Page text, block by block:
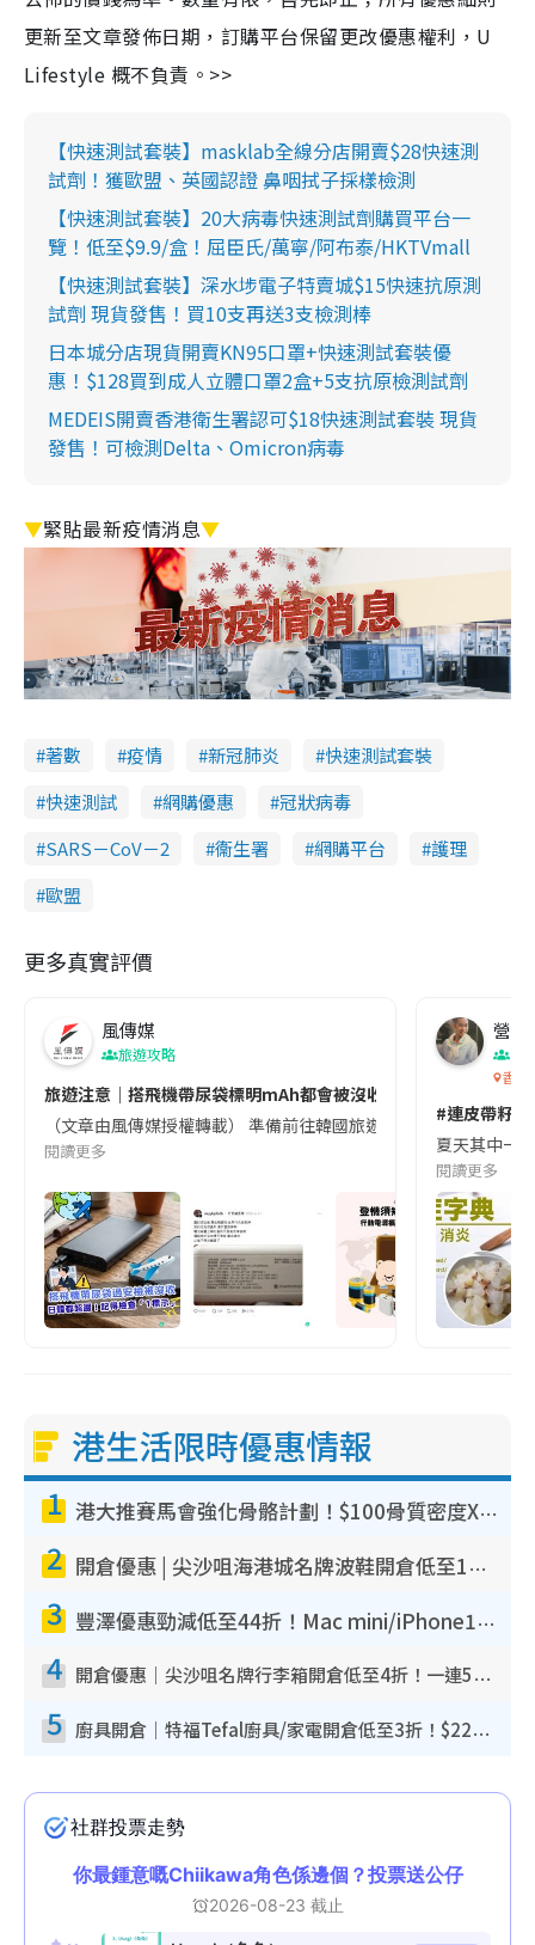
更新至文章發佈日期，訂購平台保留更改優惠權利，U
Lifestyle 概不負責。>>
【快速測試套裝】masklab全線分店開賣$28快速測
試劑！獲歐盟、英國認證 鼻咽拭子採樣檢測
【快速測試套裝】20大病毒快速測試劑購買平台一
覽！低至$9.9/盒！屈臣氏/萬寧/阿布泰/HKTVmall
【快速測試套裝】深水埗電子特賣城$15快速抗原測
試劑 現貨發售！買10支再送3支檢測棒
日本城分店現貨開賣KN95口罩+快速測試套裝優
惠！$128買到成人立體口罩2盒+5支抗原檢測試劑
MEDEIS開賣香港衛生署認可$18快速測試套裝 現貨
發售！可檢測Delta、Omicron病毒
▼緊貼最新疫情消息▼
著數 疫情 新冠肺炎
快速測試套裝
快速測試
網購優惠
冠狀病毒
SARS－CoV－2
衞生署 網購平台
護理
歐盟
更多真實評價
風傳媒
旅遊攻略
旅遊注意｜搭飛機帶尿袋標明mAh都會被沒收😱出發前切記檢查
（文章由風傳媒授權轉載） 準備前往韓國旅遊的民眾，近期要
閱讀更多
營養
香港
#連皮帶籽
夏天其中一
閱讀更多
港生活限時優惠情報
1 港大推賽馬會強化骨骼計劃！$100骨質密度X光檢查 完成免費運動訓練送超市禮券！附參加資格
2 開倉優惠 | 尖沙咀海港城名牌波鞋開倉低至1折！On鞋$899起／Joy&Peace鞋履$98起
3 豐澤優惠勁減低至44折！Mac mini/iPhone17Pro大減價！廚房家電$220起
4 開倉優惠｜尖沙咀名牌行李箱開倉低至4折！一連5日 American Tourister/ace./Hallmark $200起！
5 廚具開倉｜特福Tefal廚具/家電開倉低至3折！$220起買平底鍋/炒鑊/湯煲！電飯煲/吸塵機/燙斗$418起